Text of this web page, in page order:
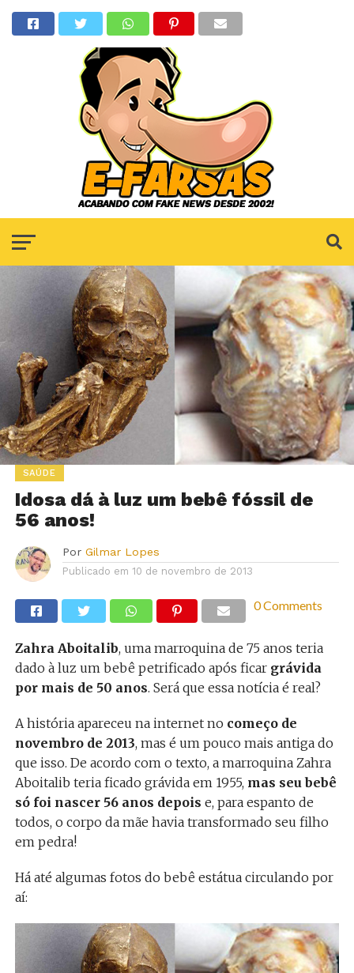
SAÚDE
Idosa dá à luz um bebê fóssil de
56 anos!
Por Gilmar Lopes
Publicado em 10 de novembro de 2013
0 Comments
Zahra Aboitalib, uma marroquina de 75 anos teria
dado à luz um bebê petrificado após ficar grávida
por mais de 50 anos. Será que essa notícia é real?
A história apareceu na internet no começo de
novembro de 2013, mas é um pouco mais antiga do
que isso. De acordo com o texto, a marroquina Zahra
Aboitalib teria ficado grávida em 1955, mas seu bebê
só foi nascer 56 anos depois e, para espanto de
todos, o corpo da mãe havia transformado seu filho
em pedra!
Há até algumas fotos do bebê estátua circulando por
aí: